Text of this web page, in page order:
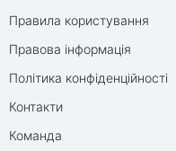
Правила користування
Правова інформація
Політика конфіденційності
Контакти
Команда